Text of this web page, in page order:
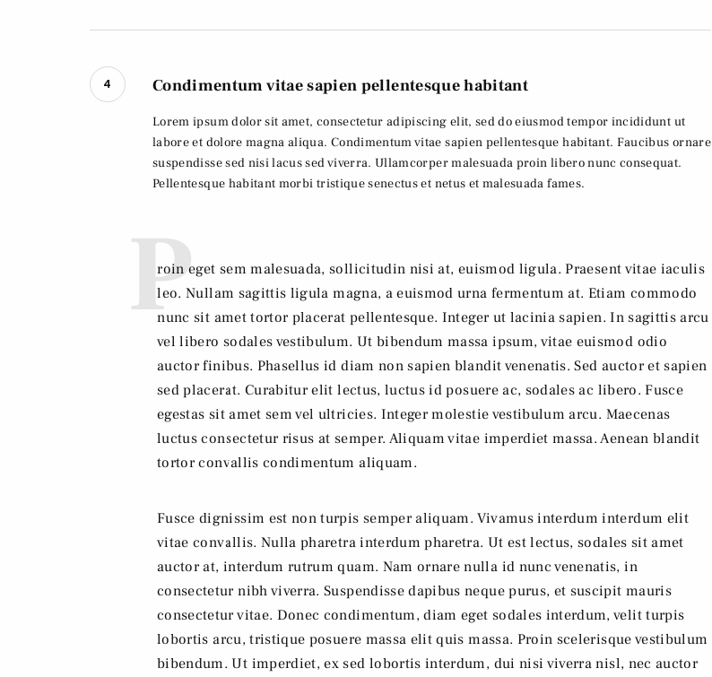
4 Condimentum vitae sapien pellentesque habitant
Lorem ipsum dolor sit amet, consectetur adipiscing elit, sed do eiusmod tempor incididunt ut
labore et dolore magna aliqua. Condimentum vitae sapien pellentesque habitant. Faucibus ornare
suspendisse sed nisi lacus sed viverra. Ullamcorper malesuada proin libero nunc consequat.
Pellentesque habitant morbi tristique senectus et netus et malesuada fames.
P
roin eget sem malesuada, sollicitudin nisi at, euismod ligula. Praesent vitae iaculis
leo. Nullam sagittis ligula magna, a euismod urna fermentum at. Etiam commodo
nunc sit amet tortor placerat pellentesque. Integer ut lacinia sapien. In sagittis arcu
vel libero sodales vestibulum. Ut bibendum massa ipsum, vitae euismod odio
auctor finibus. Phasellus id diam non sapien blandit venenatis. Sed auctor et sapien
sed placerat. Curabitur elit lectus, luctus id posuere ac, sodales ac libero. Fusce
egestas sit amet sem vel ultricies. Integer molestie vestibulum arcu. Maecenas
luctus consectetur risus at semper. Aliquam vitae imperdiet massa. Aenean blandit
tortor convallis condimentum aliquam.
Fusce dignissim est non turpis semper aliquam. Vivamus interdum interdum elit
vitae convallis. Nulla pharetra interdum pharetra. Ut est lectus, sodales sit amet
auctor at, interdum rutrum quam. Nam ornare nulla id nunc venenatis, in
consectetur nibh viverra. Suspendisse dapibus neque purus, et suscipit mauris
consectetur vitae. Donec condimentum, diam eget sodales interdum, velit turpis
lobortis arcu, tristique posuere massa elit quis massa. Proin scelerisque vestibulum
bibendum. Ut imperdiet, ex sed lobortis interdum, dui nisi viverra nisl, nec auctor